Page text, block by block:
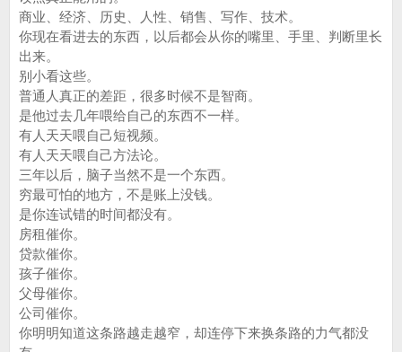
商业、经济、历史、人性、销售、写作、技术。
你现在看进去的东西，以后都会从你的嘴里、手里、判断里长
出来。
别小看这些。
普通人真正的差距，很多时候不是智商。
是他过去几年喂给自己的东西不一样。
有人天天喂自己短视频。
有人天天喂自己方法论。
三年以后，脑子当然不是一个东西。
穷最可怕的地方，不是账上没钱。
是你连试错的时间都没有。
房租催你。
贷款催你。
孩子催你。
父母催你。
公司催你。
你明明知道这条路越走越窄，却连停下来换条路的力气都没